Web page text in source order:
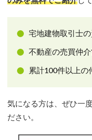
宅地建物取引士
不動産の売買仲
累計100件以上の
気になる方は、ぜひ一
ださい。